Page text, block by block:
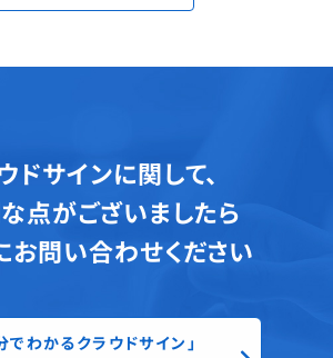
ドサインに関して、
点がございましたら
お問い合わせください
でわかるクラウドサイン」